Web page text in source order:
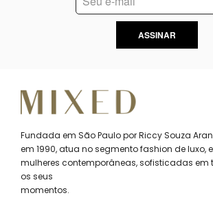
ASSINAR
Fundada em São Paulo por Riccy Souza
em 1990, atua no segmento fashion de luxo,
mulheres contemporâneas, sofisticadas em
os seus
momentos.